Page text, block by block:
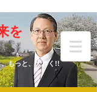
を
もっと、大きく!!